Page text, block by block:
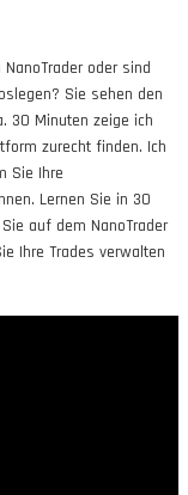
oder sind
Sie sehen den
30 Minuten zeige ich
zurecht finden. Ich
Sie Ihre
Lernen Sie in 30
auf dem NanoTrader
Ihre Trades verwalten